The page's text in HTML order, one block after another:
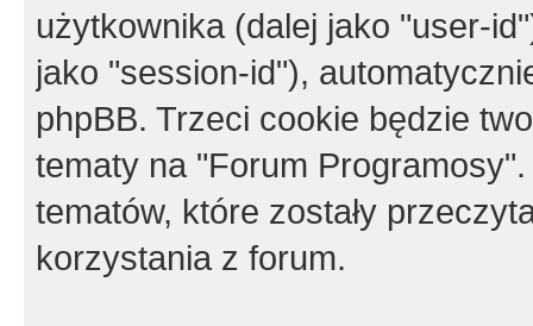
użytkownika (dalej jako "user-
jako "session-id"),
phpBB. Trzeci cookie będzie
tematy na "Forum
tematów, które zostały
korzystania z forum.